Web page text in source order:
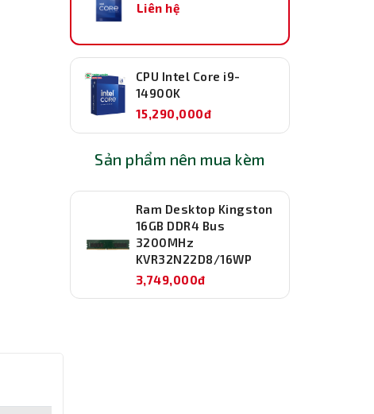
Liên hệ
CPU Intel Core i9-
14900K
15,290,000đ
Sản phẩm nên mua kèm
Ram Desktop Kingston
16GB DDR4 Bus
3200MHz
KVR32N22D8/16WP
3,749,000đ